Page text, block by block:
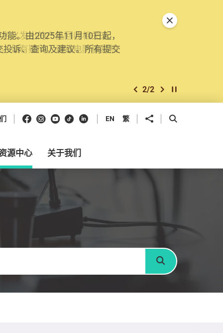
。由2025年11月10日起，
诉、查询及建议。所有提交
上一个
2/2 下一个开始/暂停幻灯
关闭特別通告
Facebook
Instagram
Youtube
抖音领英 EN 繁 分享到 开启搜寻框
源中心 关于我们
搜寻